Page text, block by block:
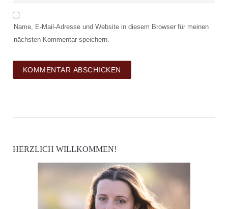
Name, E-Mail-Adresse und Website in diesem Browser für meinen
nächsten Kommentar speichern.
HERZLICH WILLKOMMEN!